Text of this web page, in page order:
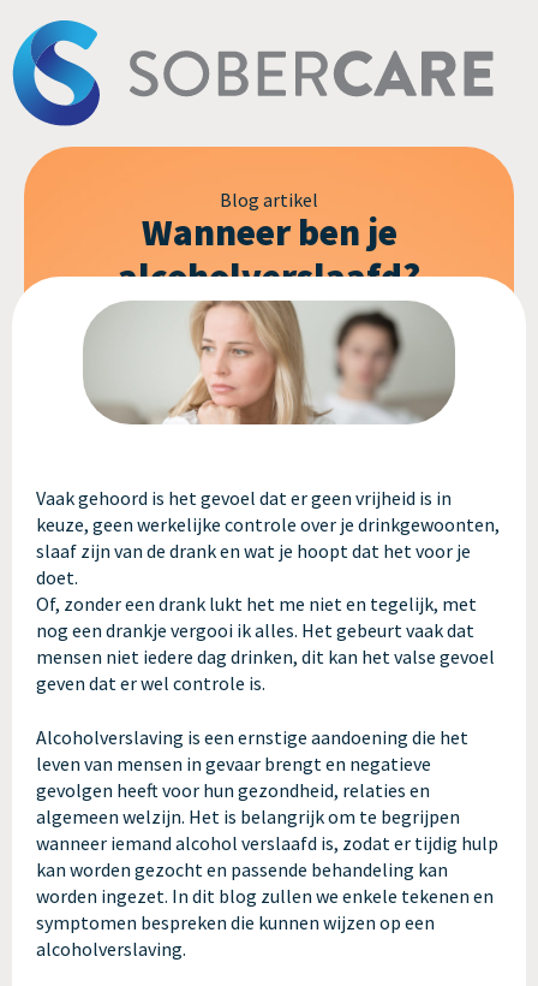
Blog artikel
Wanneer ben je
alcoholverslaafd?
Vaak gehoord is het gevoel dat er geen vrijheid is in
keuze, geen werkelijke controle over je drinkgewoonten,
slaaf zijn van de drank en wat je hoopt dat het voor je
doet.
Of, zonder een drank lukt het me niet en tegelijk, met
nog een drankje vergooi ik alles. Het gebeurt vaak dat
mensen niet iedere dag drinken, dit kan het valse gevoel
geven dat er wel controle is.
Alcoholverslaving is een ernstige aandoening die het
leven van mensen in gevaar brengt en negatieve
gevolgen heeft voor hun gezondheid, relaties en
algemeen welzijn. Het is belangrijk om te begrijpen
wanneer iemand alcohol verslaafd is, zodat er tijdig hulp
kan worden gezocht en passende behandeling kan
worden ingezet. In dit blog zullen we enkele tekenen en
symptomen bespreken die kunnen wijzen op een
alcoholverslaving.